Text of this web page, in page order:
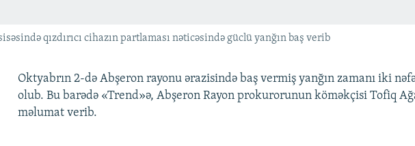
qızdırıcı cihazın partlaması nəticəsində güclü yanğın baş verib
Oktyabrın 2-də Abşeron rayonu ərazisində baş vermiş yanğın zamanı iki
olub. Bu barədə «Trend»ə, Abşeron Rayon prokurorunun köməkçisi Tofiq
məlumat verib.